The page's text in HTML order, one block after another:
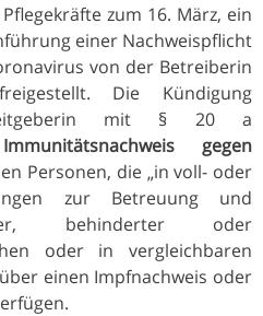
zum 16. März, ein
einer Nachweispflicht
von der Betreiberin
Die Kündigung
mit § 20 a
Immunitätsnachweis gegen
Personen, die „in voll- oder
zur Betreuung und
behinderter oder
oder in vergleichbaren
einen Impfnachweis oder